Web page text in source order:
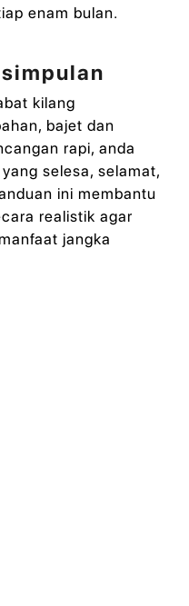
enam bulan.
kilang
bajet dan
rapi, anda
selesa, selamat,
ini membantu
realistik agar
jangka